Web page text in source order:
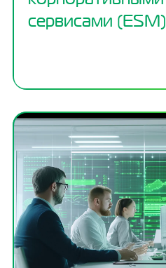
сервисами (ESM)